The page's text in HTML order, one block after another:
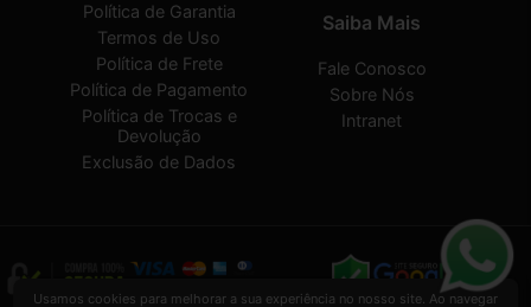
Política de Garantia
Termos de Uso
Política de Frete
Política de Pagamento
Política de Trocas e
Devolução
Exclusão de Dados
Saiba Mais
Fale Conosco
Sobre Nós
Intranet
Usamos cookies para melhorar a sua experiência no nosso site. Ao navegar